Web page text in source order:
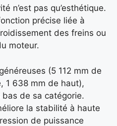
n’est pas qu’esthétique.
précise liée à
des freins ou
moteur.
(5 112 mm de
1 638 mm de haut),
bas de sa catégorie.
la stabilité à haute
de puissance